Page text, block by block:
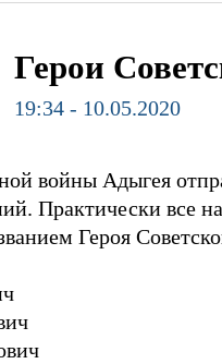
Герои
19:34 - 10.05.2020
войны Адыгея
Практически все
Героя